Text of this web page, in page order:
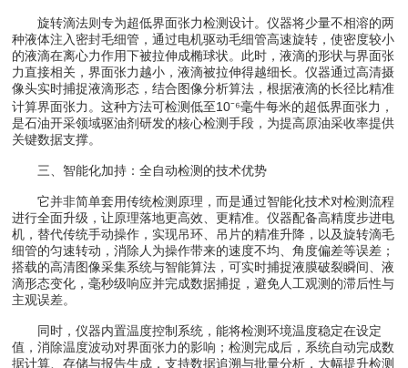
旋转滴法则专为超低界面张力检测设计。仪器将少量不相溶的两
种液体注入密封毛细管，通过电机驱动毛细管高速旋转，使密度较小
的液滴在离心力作用下被拉伸成椭球状。此时，液滴的形状与界面张
力直接相关，界面张力越小，液滴被拉伸得越细长。仪器通过高清摄
像头实时捕捉液滴形态，结合图像分析算法，根据液滴的长径比精准
计算界面张力。这种方法可检测低至10⁻⁶毫牛每米的超低界面张力，
是石油开采领域驱油剂研发的核心检测手段，为提高原油采收率提供
关键数据支撑。
三、智能化加持：全自动检测的技术优势
它并非简单套用传统检测原理，而是通过智能化技术对检测流程
进行全面升级，让原理落地更高效、更精准。仪器配备高精度步进电
机，替代传统手动操作，实现吊环、吊片的精准升降，以及旋转滴毛
细管的匀速转动，消除人为操作带来的速度不均、角度偏差等误差；
搭载的高清图像采集系统与智能算法，可实时捕捉液膜破裂瞬间、液
滴形态变化，毫秒级响应并完成数据捕捉，避免人工观测的滞后性与
主观误差。
同时，仪器内置温度控制系统，能将检测环境温度稳定在设定
值，消除温度波动对界面张力的影响；检测完成后，系统自动完成数
据计算、存储与报告生成，支持数据追溯与批量分析，大幅提升检测